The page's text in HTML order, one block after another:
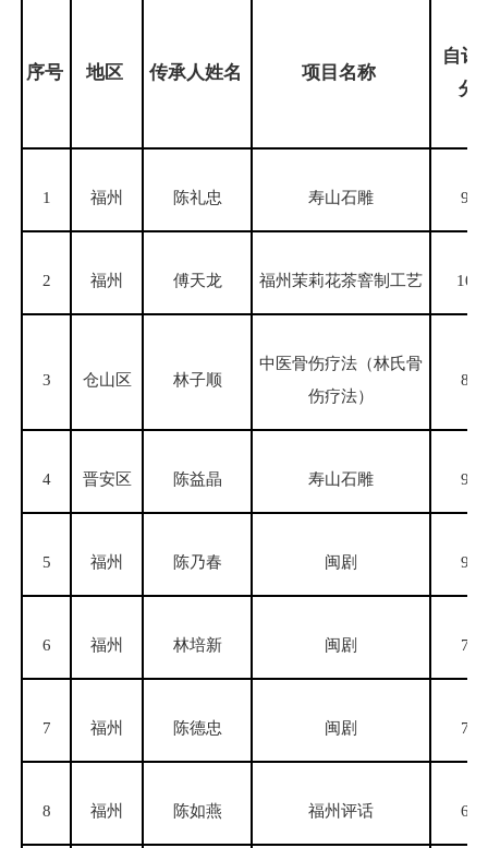
序号 地区 传承人姓名 项目名称
自评
分
1 福州 陈礼忠 寿山石雕 98
2 福州 傅天龙 福州茉莉花茶窨制工艺 100
3 仓山区 林子顺
中医骨伤疗法（林氏骨
伤疗法）
86
4 晋安区 陈益晶 寿山石雕 93
5 福州 陈乃春 闽剧 90
6 福州 林培新 闽剧 70
7 福州 陈德忠 闽剧 70
8 福州 陈如燕 福州评话 62